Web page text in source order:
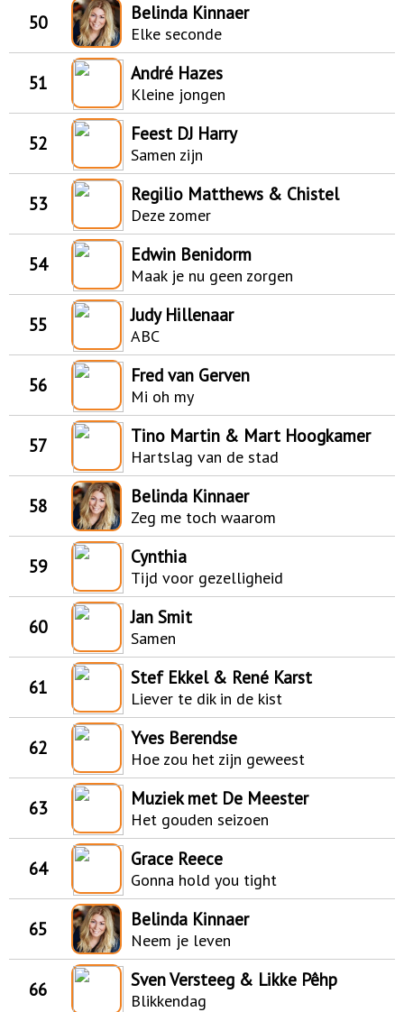
50 Belinda Kinnaer
Elke seconde
51 André Hazes
Kleine jongen
52 Feest DJ Harry
Samen zijn
53 Regilio Matthews & Chistel
Deze zomer
54 Edwin Benidorm
Maak je nu geen zorgen
55 Judy Hillenaar
ABC
56 Fred van Gerven
Mi oh my
57 Tino Martin & Mart Hoogkamer
Hartslag van de stad
58 Belinda Kinnaer
Zeg me toch waarom
59 Cynthia
Tijd voor gezelligheid
60 Jan Smit
Samen
61 Stef Ekkel & René Karst
Liever te dik in de kist
62 Yves Berendse
Hoe zou het zijn geweest
63 Muziek met De Meester
Het gouden seizoen
64 Grace Reece
Gonna hold you tight
65 Belinda Kinnaer
Neem je leven
66 Sven Versteeg & Likke Pêhp
Blikkendag